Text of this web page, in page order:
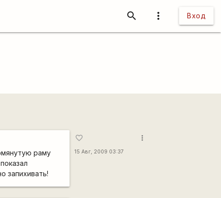
more_vert Вход
search
раму
запихивать!
favorite_border
15 Авг, 2009 03:37
more_vert